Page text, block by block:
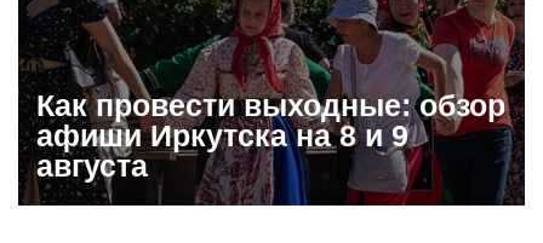
Как провести выходные: обзор
афиши Иркутска на 8 и 9
августа